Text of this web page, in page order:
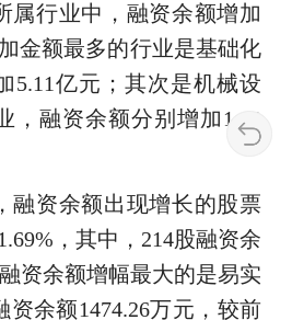
属行业中，融资余额增加
金额最多的行业是基础化
5.11亿元；其次是机械设
，融资余额分别增加1.42
融资余额出现增长的股票
，其中，214股融资余
资余额增幅最大的是易实
余额1474.26万元，较前